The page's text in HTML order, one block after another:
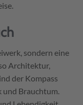
sondern eine
Architektur,
der Kompass
und Brauchtum.